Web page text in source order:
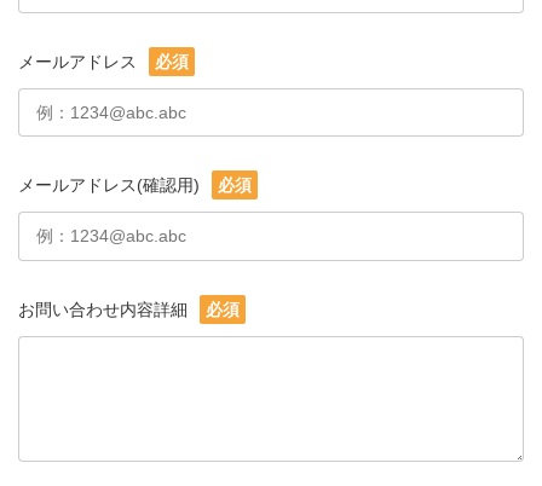
メールアドレス 必須
メールアドレス(確認用) 必須
お問い合わせ内容詳細 必須